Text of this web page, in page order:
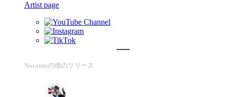
Artist page
Norautaの他のリリース